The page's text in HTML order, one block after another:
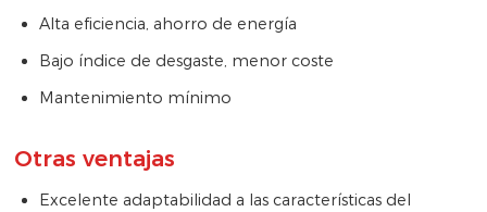
Alta eficiencia, ahorro de energía
Bajo índice de desgaste, menor coste
Mantenimiento mínimo
Otras ventajas
Excelente adaptabilidad a las características del